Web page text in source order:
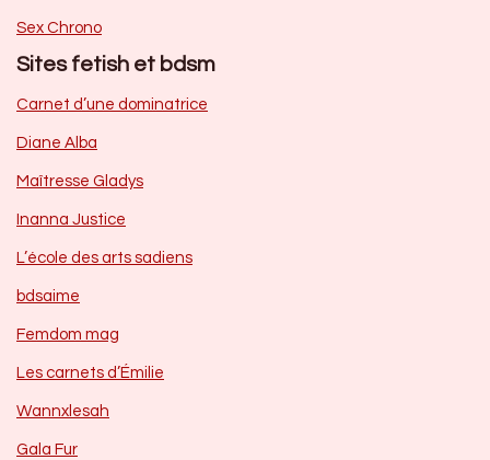
Sex Chrono
Sites fetish et bdsm
Carnet d’une dominatrice
Diane Alba
Maîtresse Gladys
Inanna Justice
L’école des arts sadiens
bdsaime
Femdom mag
Les carnets d’Émilie
Wannxlesah
Gala Fur